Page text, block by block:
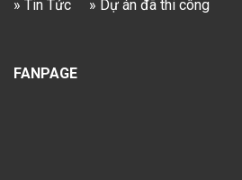
» Tin Tức » Dự án đã thi công
FANPAGE